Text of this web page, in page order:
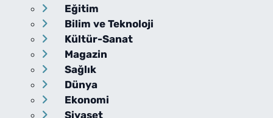
Eğitim
Bilim ve Teknoloji
Kültür-Sanat
Magazin
Sağlık
Dünya
Ekonomi
Siyaset